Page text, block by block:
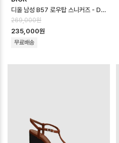
디올 남성 B57 로우탑 스니커즈 - Dior Mens B57 Low Top Sneaker…
269,000원
235,000원
무료배송